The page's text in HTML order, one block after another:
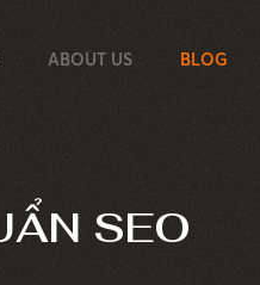
ABOUT US BLOG
SEO